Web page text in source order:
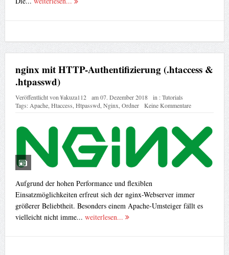
nginx mit HTTP-Authentifizierung (.htaccess &
.htpasswd)
Veröffentlicht von¥akuza112 am07. Dezember 2018 in :Tutorials
Tags: Apache, Htaccess Htpasswd, Nginx Ordner Keine Kommentare
Aufgrund der hohen Performance und flexiblen
Einsatzmöglichkeiten erfreut sich der nginx-Webserver immer
größerer Beliebtheit. Besonders einem Apache-Umsteiger fällt es
vielleicht nicht imme... weiterlesen...